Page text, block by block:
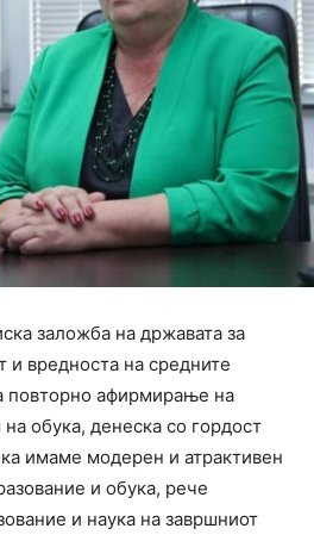
заложба на државата за
и вредноста на средните
повторно афирмирање на
обука, денеска со гордост
имаме модерен и атрактивен
и обука, рече
и наука на завршниот